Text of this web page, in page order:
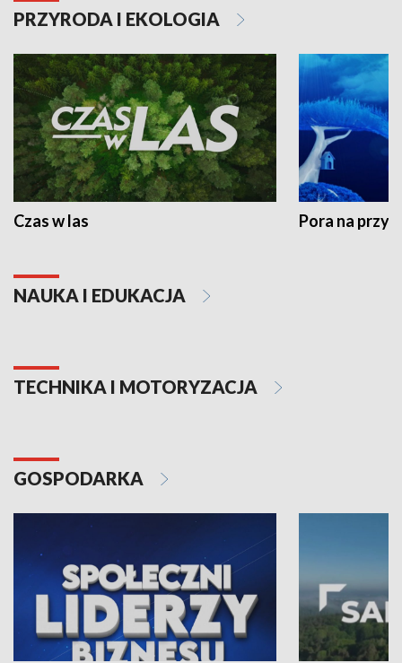
PRZYRODA I EKOLOGIA
Czas w las Pora na
NAUKA I EDUKACJA
TECHNIKA I MOTORYZACJA
GOSPODARKA